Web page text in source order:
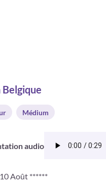
Belgique
Médium
audio
Août ******